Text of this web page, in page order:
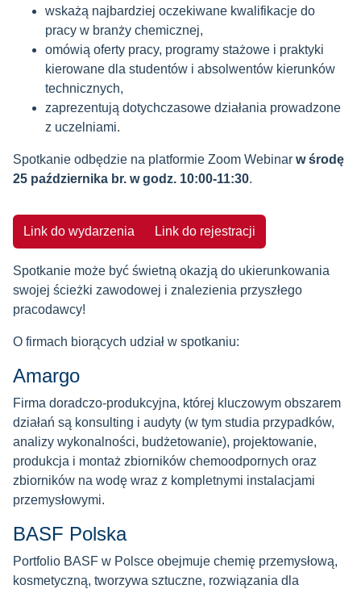
wskażą najbardziej oczekiwane kwalifikacje do
pracy w branży chemicznej,
omówią oferty pracy, programy stażowe i praktyki
kierowane dla studentów i absolwentów kierunków
technicznych,
zaprezentują dotychczasowe działania prowadzone
z uczelniami.
Spotkanie odbędzie na platformie Zoom Webinar w środę
25 października br. w godz. 10:00-11:30.
Link do wydarzenia Link do rejestracji
Spotkanie może być świetną okazją do ukierunkowania
swojej ścieżki zawodowej i znalezienia przyszłego
pracodawcy!
O firmach biorących udział w spotkaniu:
Amargo
Firma doradczo-produkcyjna, której kluczowym obszarem
działań są konsulting i audyty (w tym studia przypadków,
analizy wykonalności, budżetowanie), projektowanie,
produkcja i montaż zbiorników chemoodpornych oraz
zbiorników na wodę wraz z kompletnymi instalacjami
przemysłowymi.
BASF Polska
Portfolio BASF w Polsce obejmuje chemię przemysłową,
kosmetyczną, tworzywa sztuczne, rozwiązania dla